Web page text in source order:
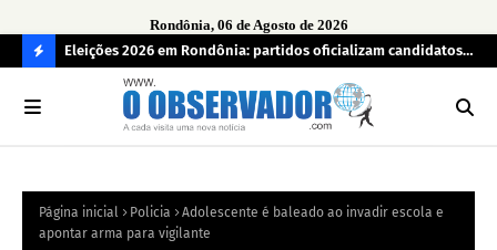
Rondônia, 06 de Agosto de 2026
O
R
Eleições 2026 em Rondônia: partidos oficializam candidatos a
deputado estadual, partidos não conseguem formar chapas
completas
Página inicial Policia
Adolescente é baleado ao invadir escola e
apontar arma para vigilante